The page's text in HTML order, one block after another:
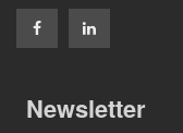
Newsletter